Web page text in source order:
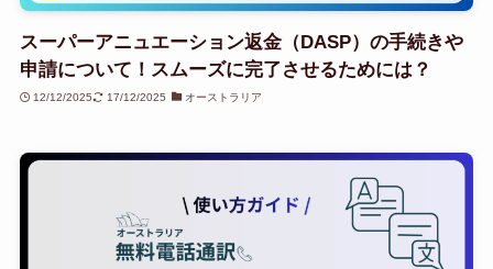
スーパーアニュエーション返金（DASP）の手続きや
申請について！スムーズに完了させるためには？
12/12/2025 17/12/2025 オーストラリア